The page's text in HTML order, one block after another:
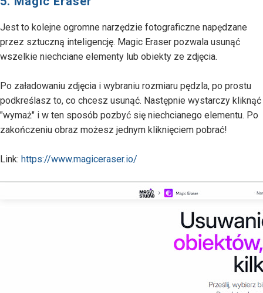
Jest to kolejne ogromne narzędzie fotograficzne napędzane
przez sztuczną inteligencję. Magic Eraser pozwala usunąć
wszelkie niechciane elementy lub obiekty ze zdjęcia.
Po załadowaniu zdjęcia i wybraniu rozmiaru pędzla, po prostu
podkreślasz to, co chcesz usunąć. Następnie wystarczy kliknąć
"wymaż" i w ten sposób pozbyć się niechcianego elementu. Po
zakończeniu obraz możesz jednym kliknięciem pobrać!
Link: https://www.magiceraser.io/